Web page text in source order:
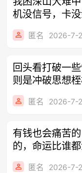
机没信号，卡没
匿名 2026-7-
回头看打破一
则是冲破思想
一些
匿名 2026-7-
有钱也会痛苦
的，命运比谁
入
匿名 2026-7-